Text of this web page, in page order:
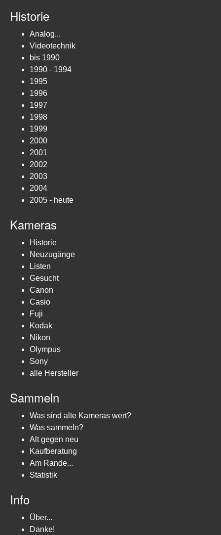
Historie
Analog...
Videotechnik
bis 1990
1990 - 1994
1995
1996
1997
1998
1999
2000
2001
2002
2003
2004
2005 - heute
Kameras
Historie
Neuzugänge
Listen
Gesucht
Canon
Casio
Fuji
Kodak
Nikon
Olympus
Sony
alle Hersteller
Sammeln
Was sind alte Kameras wert?
Was sammeln?
Alt gegen neu
Kaufberatung
Am Rande...
Statistik
Info
Über...
Danke!